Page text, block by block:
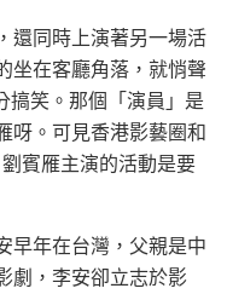
還同時上演著另一場活
坐在客廳角落，就悄聲
搞笑。那個「演員」是
呀。可見香港影藝圈和
賓雁主演的活動是要
早年在台灣，父親是中
劇，李安卻立志於影